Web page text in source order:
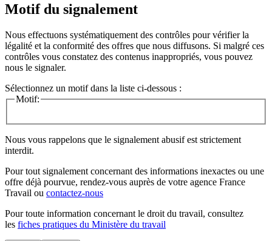
Motif du signalement
Nous effectuons systématiquement des contrôles pour vérifier la
légalité et la conformité des offres que nous diffusons. Si malgré ces
contrôles vous constatez des contenus inappropriés, vous pouvez
nous le signaler.
Sélectionnez un motif dans la liste ci-dessous :
Motif:
Nous vous rappelons que le signalement abusif est strictement
interdit.
Pour tout signalement concernant des informations inexactes ou une
offre déjà pourvue, rendez-vous auprès de votre agence France
Travail ou contactez-nous
Pour toute information concernant le droit du travail, consultez
les fiches pratiques du Ministère du travail